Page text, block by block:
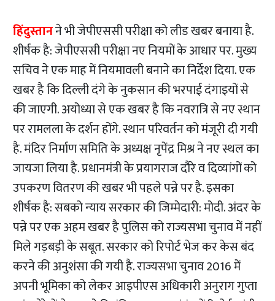
हिंदुस्तानने भी जेपीएससी परीक्षा को लीड खबर बनाया है.
शीर्षक है: जेपीएससी परीक्षा नए नियमों के आधार पर. मुख्य
सचिव ने एक माह में नियमावली बनाने का निर्देश दिया. एक
खबर है कि दिल्ली दंगे के नुकसान की भरपाई दंगाइयों से
की जाएगी. अयोध्या से एक खबर है कि नवरात्रि से नए स्थान
पर रामलला के दर्शन होंगे. स्थान परिवर्तन को मंजूरी दी गयी
है. मंदिर निर्माण समिति के अध्यक्ष नृपेंद्र मिश्र ने नए स्थल का
जायजा लिया है. प्रधानमंत्री के प्रयागराज दौरे व दिव्यांगों को
उपकरण वितरण की खबर भी पहले पन्ने पर है. इसका
शीर्षक है: सबको न्याय सरकार की जिम्मेदारी: मोदी. अंदर के
पन्ने पर एक अहम खबर है पुलिस को राज्यसभा चुनाव में नहीं
मिले गड़बड़ी के सबूत. सरकार को रिपोर्ट भेज कर केस बंद
करने की अनुशंसा की गयी है. राज्यसभा चुनाव 2016 में
अपनी भूमिका को लेकर आइपीएस अधिकारी अनुराग गुप्ता